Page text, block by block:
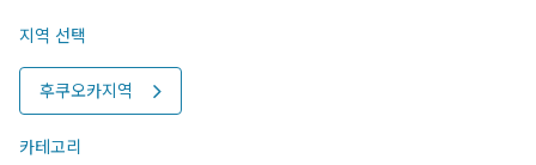
지역 선택
후쿠오카지역
카테고리